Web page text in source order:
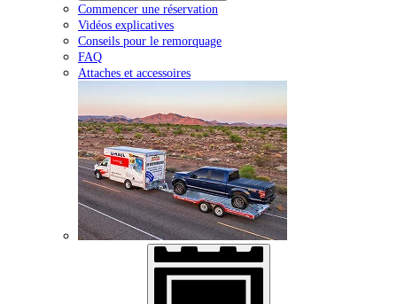
Commencer une réservation
Vidéos explicatives
Conseils pour le remorquage
FAQ
Attaches et accessoires